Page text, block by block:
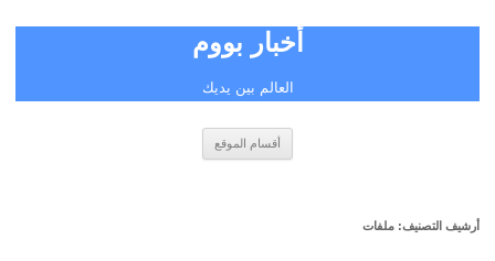
أخبار بووم
العالم بين يديك
أقسام الموقع
أرشيف التصنيف: ملفات